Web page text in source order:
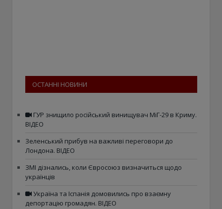
ОСТАННІ НОВИНИ
ГУР знищило російський винищувач МіГ-29 в Криму.
ВІДЕО
Зеленський прибув на важливі переговори до
Лондона. ВІДЕО
ЗМІ дізнались, коли Євросоюз визначиться щодо
українців
Україна та Іспанія домовились про взаємну
депортацію громадян. ВІДЕО